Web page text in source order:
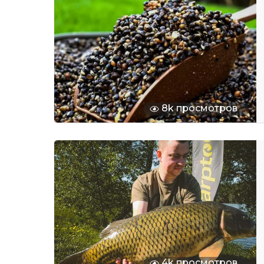
8k просмотров